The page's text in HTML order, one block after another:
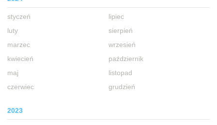
styczeń
luty
marzec
kwiecień
maj
czerwiec
lipiec
sierpień
wrzesień
październik
listopad
grudzień
2023